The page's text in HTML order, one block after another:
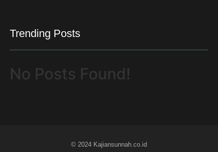
Trending Posts
No Posts Found!
© 2024 Kajiansunnah.co.id